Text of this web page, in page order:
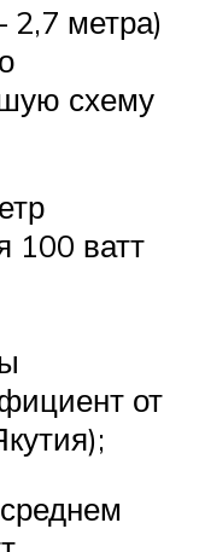
2,7 метра)
схему
100 ватт
от